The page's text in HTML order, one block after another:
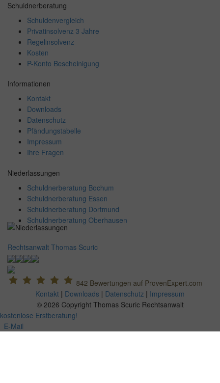
Schuldnerberatung
Schuldenvergleich
Privatinsolvenz 3 Jahre
Regelinsolvenz
Kosten
P-Konto Bescheinigung
Informationen
Kontakt
Downloads
Datenschutz
Pfändungstabelle
Impressum
Ihre Fragen
Niederlassungen
Schuldnerberatung Bochum
Schuldnerberatung Essen
Schuldnerberatung Dortmund
Schuldnerberatung Oberhausen
Rechtsanwalt Thomas Scuric
842 Bewertungen auf ProvenExpert.com
Kontakt | Downloads | Datenschutz | Impressum
© 2026 Copyright Thomas Scuric Rechtsanwalt
kostenlose Erstberatung!
E-Mail